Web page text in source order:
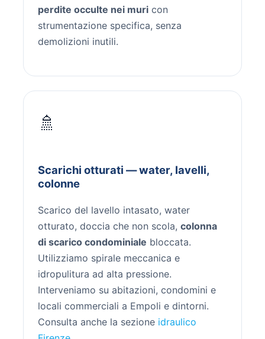
perdite occulte nei muri con
strumentazione specifica, senza
demolizioni inutili.
🚿
Scarichi otturati — water, lavelli,
colonne
Scarico del lavello intasato, water
otturato, doccia che non scola, colonna
di scarico condominiale bloccata.
Utilizziamo spirale meccanica e
idropulitura ad alta pressione.
Interveniamo su abitazioni, condomini e
locali commerciali a Empoli e dintorni.
Consulta anche la sezione idraulico